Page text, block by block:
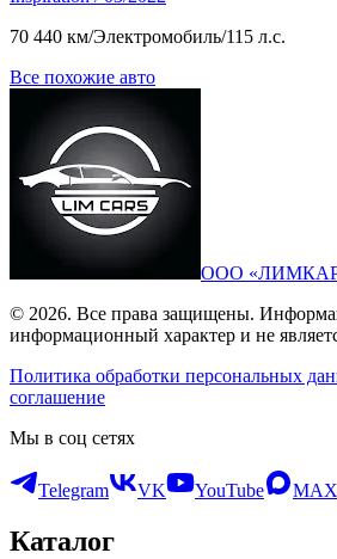
70 440 км/Электромобиль/115 л.с.
Все похожие авто
ООО
© 2026. Все права защищены.
информационный характер и не
Политика обработки персональных
соглашение
Мы в соц сетях
Telegram VK YouTube MAX
Каталог